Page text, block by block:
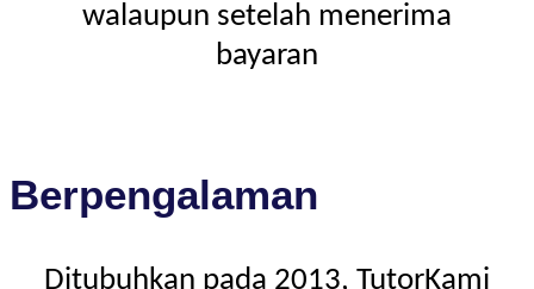
walaupun setelah menerima
bayaran
Berpengalaman
Ditubuhkan pada 2013, TutorKami